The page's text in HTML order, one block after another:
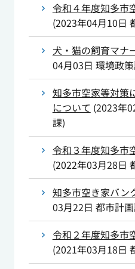
令和４年度知多市
(2023年04月10日
犬・猫の飼育マナ
04月03日 環境政
知多市空家等対策
について (2023年
課)
令和３年度知多市
(2022年03月28日
知多市空き家バン
03月22日 都市計
令和２年度知多市
(2021年03月18日